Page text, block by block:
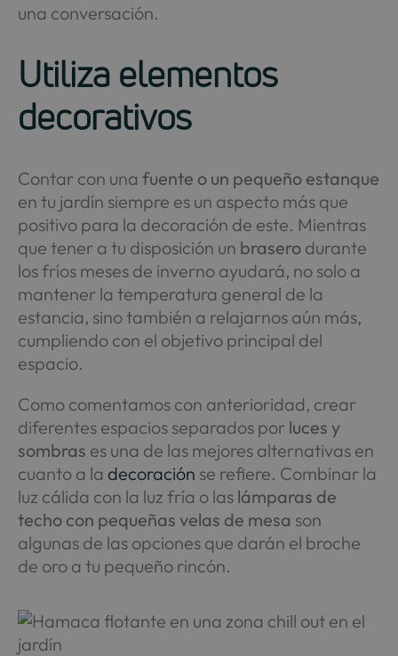
una conversación.
Utiliza elementos
decorativos
Contar con una fuente o un pequeño estanque
en tu jardín siempre es un aspecto más que
positivo para la decoración de este. Mientras
que tener a tu disposición un braserodurante
los fríos meses de inverno ayudará, no solo a
mantener la temperatura general de la
estancia, sino también a relajarnos aún más,
cumpliendo con el objetivo principal del
espacio.
Como comentamos con anterioridad, crear
diferentes espacios separados por luces y
sombras es una de las mejores alternativas en
cuanto a la decoración se refiere. Combinar la
luz cálida con la luz fría o las lámparas de
techo con pequeñas velas de mesa son
algunas de las opciones que darán el broche
de oro a tu pequeño rincón.